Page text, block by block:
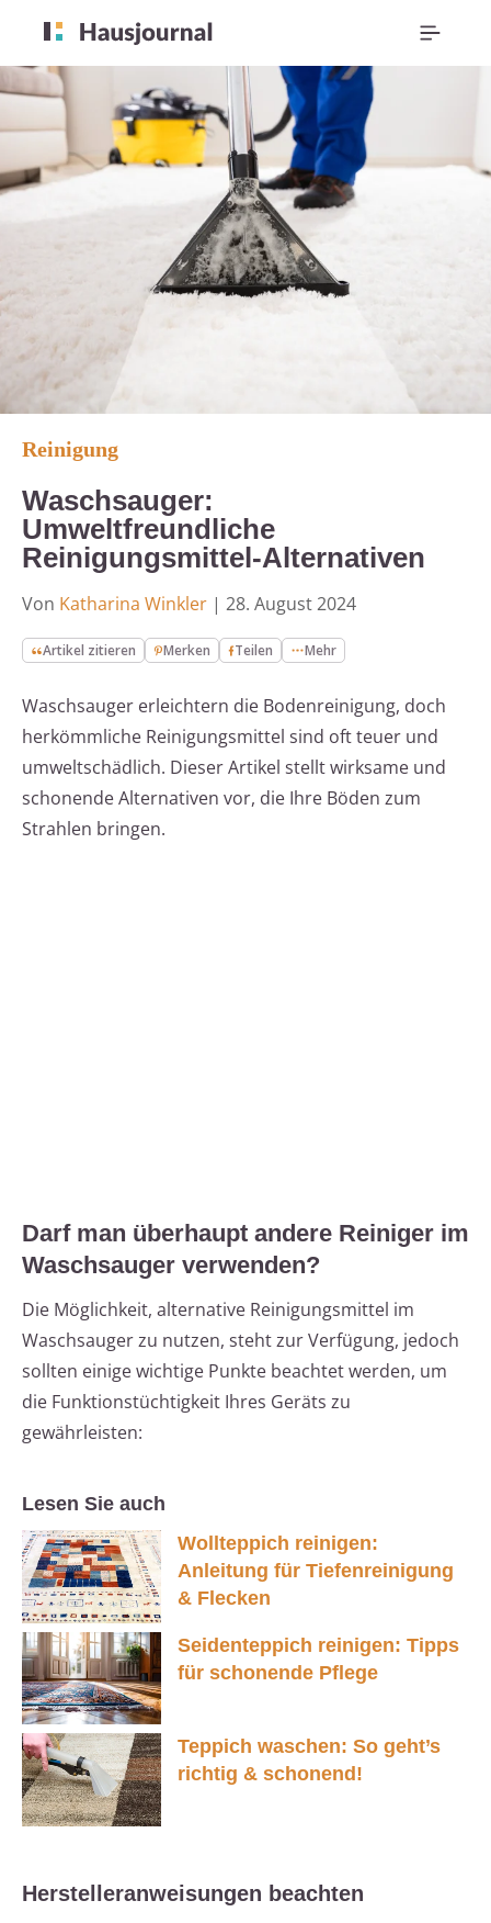
Reinigung
Waschsauger:
Umweltfreundliche
Reinigungsmittel-Alternativen
Von Katharina Winkler | 28. August 2024
Artikel zitieren Merken Teilen Mehr
Waschsauger erleichtern die Bodenreinigung, doch
herkömmliche Reinigungsmittel sind oft teuer und
umweltschädlich. Dieser Artikel stellt wirksame und
schonende Alternativen vor, die Ihre Böden zum
Strahlen bringen.
Darf man überhaupt andere Reiniger im
Waschsauger verwenden?
Die Möglichkeit, alternative Reinigungsmittel im
Waschsauger zu nutzen, steht zur Verfügung, jedoch
sollten einige wichtige Punkte beachtet werden, um
die Funktionstüchtigkeit Ihres Geräts zu
gewährleisten:
Lesen Sie auch
Wollteppich reinigen:
Anleitung für Tiefenreinigung
& Flecken
Seidenteppich reinigen: Tipps
für schonende Pflege
Teppich waschen: So geht’s
richtig & schonend!
Herstelleranweisungen beachten